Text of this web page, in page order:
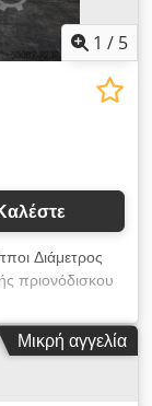
1 / 5
Διάμετρος
πριονόδισκου
γαλβανισμένο
κοπής:
Μικρή αγγελία